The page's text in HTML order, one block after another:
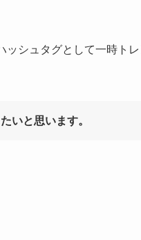
ッシュタグとして一時トレ
いと思います。